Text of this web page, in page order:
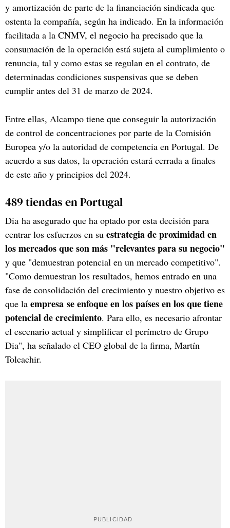
y amortización de parte de la financiación sindicada que
ostenta la compañía, según ha indicado. En la información
facilitada a la CNMV, el negocio ha precisado que la
consumación de la operación está sujeta al cumplimiento o
renuncia, tal y como estas se regulan en el contrato, de
determinadas condiciones suspensivas que se deben
cumplir antes del 31 de marzo de 2024.
Entre ellas, Alcampo tiene que conseguir la autorización
de control de concentraciones por parte de la Comisión
Europea y/o la autoridad de competencia en Portugal. De
acuerdo a sus datos, la operación estará cerrada a finales
de este año y principios del 2024.
489 tiendas en Portugal
Dia ha asegurado que ha optado por esta decisión para
centrar los esfuerzos en su estrategia de proximidad en
los mercados que son más "relevantes para su negocio"
y que "demuestran potencial en un mercado competitivo".
"Como demuestran los resultados, hemos entrado en una
fase de consolidación del crecimiento y nuestro objetivo es
que la empresa se enfoque en los países en los que tiene
potencial de crecimiento. Para ello, es necesario afrontar
el escenario actual y simplificar el perímetro de Grupo
Dia", ha señalado el CEO global de la firma, Martín
Tolcachir.